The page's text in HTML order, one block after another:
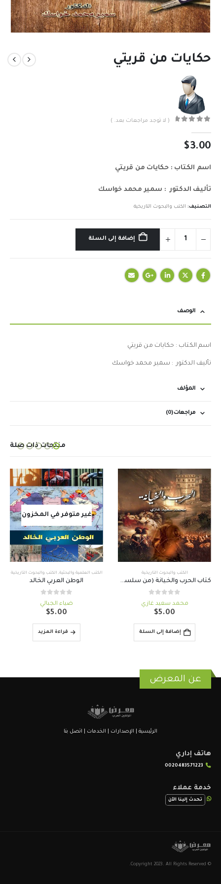
حكايات من قريتي
( لا توجد مراجعات بعد. )
$3.00
اسم الكتاب : حكايات من قريتي
تأليف الدكتور : سمير محمد خواسك
التصنيف: الكتب والبحوث التاريخية
إضافة إلى السلة
الوصف
اسم الكتاب : حكايات من قريتي
تأليف الدكتور : سمير محمد خواسك
المؤلف
مراجعات (0)
منتجات ذات صلة
الكتب والبحوث التاريخية
كتاب الحرب والخيانة (من سلسة ساعات من التاريخ)
محمد سعيد غازي
$5.00
إضافة إلى السلة
غير متوفر في المخزون
الكتب العلمية والبحثية, الكتب والبحوث التاريخية
الوطن العربي الخالد
0
ضياء الجبالي
$5.00
قراءة المزيد
عن المعرض
الرئيسية الإصدارات الخدمات اتصل بنا
هاتف إداري
0020483571223
خدمة عملاء
تحدث إلينا الآن
© Copyright 2023. All Rights Reserved.